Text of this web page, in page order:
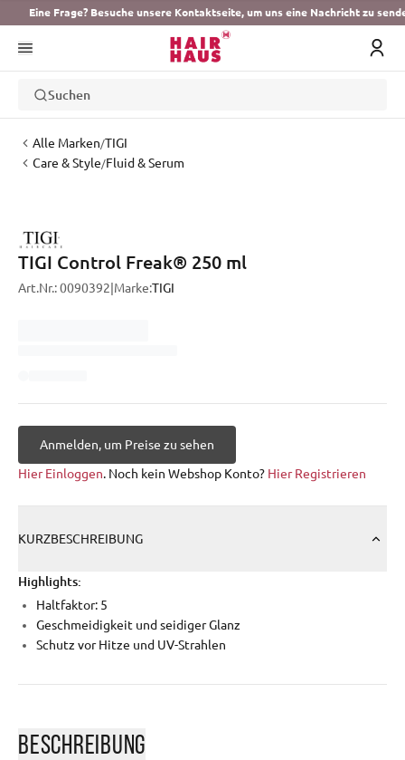
Eine Frage? Besuche unsere Kontaktseite, um uns eine Nachricht zu
Suchen
Alle Marken/TIGI
Care & Style/Fluid & Serum
TIGI Control Freak® 250 ml
Art.Nr.:0090392 Marke:TIGI
Anmelden, um Preise zu sehen
Hier Einloggen. Noch kein Webshop Konto? Hier Registrieren
KURZBESCHREIBUNG
Highlights:
Haltfaktor: 5
Geschmeidigkeit und seidiger Glanz
Schutz vor Hitze und UV-Strahlen
BESCHREIBUNG